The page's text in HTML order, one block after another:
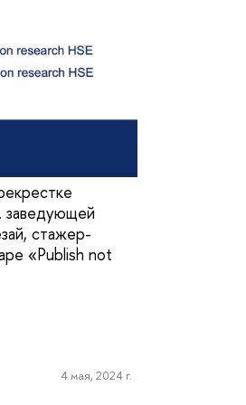
заведующей
стажер-
«Publish not
4 мая, 2024 г.